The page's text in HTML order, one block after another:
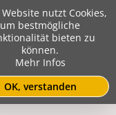
Website nutzt Cookies,
um bestmögliche
bieten zu
können.
Mehr Infos
OK, verstanden